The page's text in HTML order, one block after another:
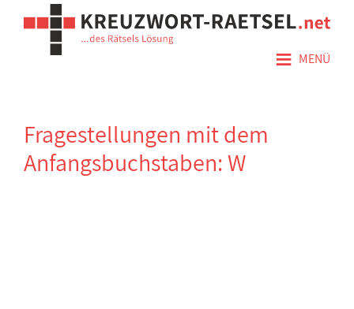
≡ MENÜ
Fragestellungen mit dem
Anfangsbuchstaben: W